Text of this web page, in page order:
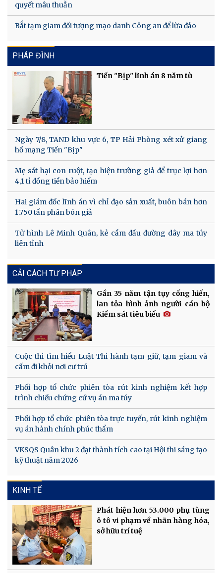
quyết mâu thuẫn
Bắt tạm giam đối tượng mạo danh Công an để lừa đảo
PHÁP ĐÌNH
Tiến "Bịp" lĩnh án 8 năm tù
Ngày 7/8, TAND khu vực 6, TP Hải Phòng xét xử giang
hồ mạng Tiến "Bịp"
Mẹ sát hại con ruột, tạo hiện trường giả để trục lợi hơn
4,1 tỉ đồng tiền bảo hiểm
Hai giám đốc lĩnh án vì chỉ đạo sản xuất, buôn bán hơn
1.750 tấn phân bón giả
Tử hình Lê Minh Quân, kẻ cầm đầu đường dây ma túy
liên tỉnh
CẢI CÁCH TƯ PHÁP
Gần 35 năm tận tụy cống hiến,
lan tỏa hình ảnh người cán bộ
Kiểm sát tiêu biểu
Cuộc thi tìm hiểu Luật Thi hành tạm giữ, tạm giam và
cấm đi khỏi nơi cư trú
Phối hợp tổ chức phiên tòa rút kinh nghiệm kết hợp
trình chiếu chứng cứ vụ án ma túy
Phối hợp tổ chức phiên tòa trực tuyến, rút kinh nghiệm
vụ án hành chính phúc thẩm
VKSQS Quân khu 2 đạt thành tích cao tại Hội thi sáng tạo
kỹ thuật năm 2026
KINH TẾ
Phát hiện hơn 53.000 phụ tùng
ô tô vi phạm về nhãn hàng hóa,
sở hữu trí tuệ